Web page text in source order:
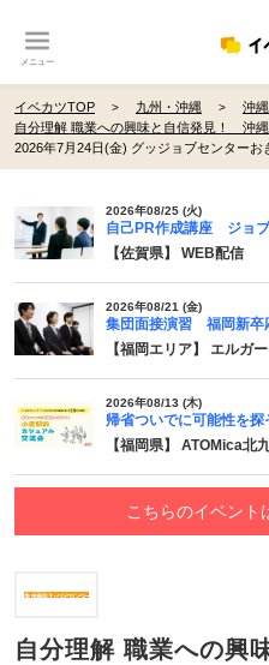
メニュー
イベカツTOP 九州・沖縄
沖
自分理解 職業への興味と自信発見！ 沖
2026年7月24日(金) グッジョブセンターお
2026年08/25 (火)
自己PR作成講座 ジョ
【佐賀県】 WEB配信
2026年08/21 (金)
集団面接演習 福岡新卒
【福岡エリア】 エルガ
2026年08/13 (木)
帰省ついでに可能性を
【福岡県】 ATOMica北
こちらのイベント
自分理解 職業への興